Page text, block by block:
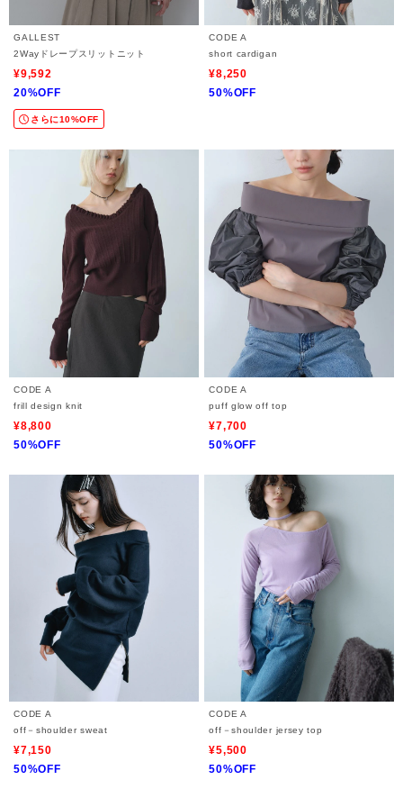
GALLEST
2Wayドレープスリットニット
¥9,592
20%OFF
さらに10%OFF
CODE A
short cardigan
¥8,250
50%OFF
CODE A
frill design knit
¥8,800
50%OFF
CODE A
puff glow off top
¥7,700
50%OFF
CODE A
off－shoulder sweat
¥7,150
50%OFF
CODE A
off－shoulder jersey top
¥5,500
50%OFF